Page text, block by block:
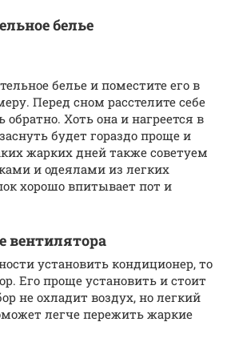
белье
белье и поместите его в
Перед сном расстелите себе
обратно. Хоть она и нагреется в
будет гораздо проще и
жарких дней также советуем
и одеялами из легких
хорошо впитывает пот и
вентилятора
установить кондиционер, то
Его проще установить и стоит
не охладит воздух, но легкий
легче пережить жаркие